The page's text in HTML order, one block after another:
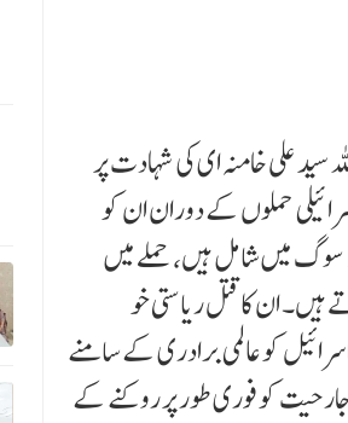
سید علی خامنہ ای کی شہادت پر
حملوں کے دوران ان کو
میں شامل ہیں، حملے میں
ان کا قتل ریاستی خو
کو عالمی برادری کے سامنے
حیت کو فوری طور پر روکنے کے